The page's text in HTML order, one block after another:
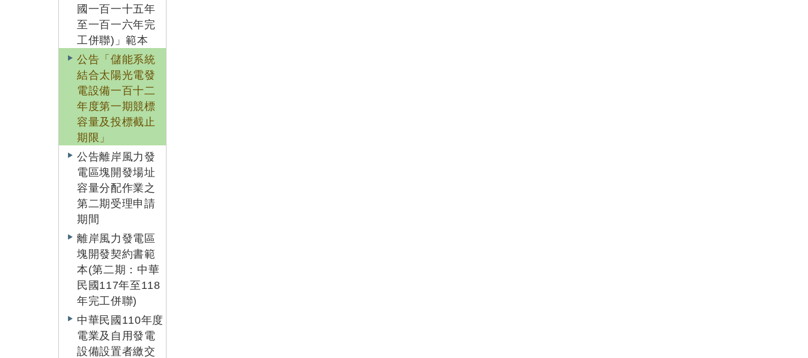
國一百一十五年
至一百一六年完
工併聯)」範本
公告「儲能系統
結合太陽光電發
電設備一百十二
年度第一期競標
容量及投標截止
期限」
公告離岸風力發
電區塊開發場址
容量分配作業之
第二期受理申請
期間
離岸風力發電區
塊開發契約書範
本(第二期：中華
民國117年至118
年完工併聯)
中華民國110年度
電業及自用發電
設備設置者繳交